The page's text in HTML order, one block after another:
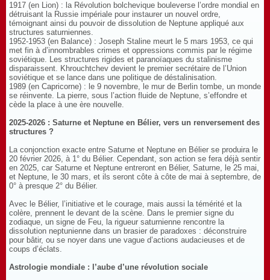
1917 (en Lion) : la Révolution bolchevique bouleverse l’ordre mondial en
détruisant la Russie impériale pour instaurer un nouvel ordre,
témoignant ainsi du pouvoir de dissolution de Neptune appliqué aux
structures saturniennes.
1952-1953 (en Balance) : Joseph Staline meurt le 5 mars 1953, ce qui
met fin à d’innombrables crimes et oppressions commis par le régime
soviétique. Les structures rigides et paranoïaques du stalinisme
disparaissent. Khrouchtchev devient le premier secrétaire de l’Union
soviétique et se lance dans une politique de déstalinisation.
1989 (en Capricorne) : le 9 novembre, le mur de Berlin tombe, un monde
se réinvente. La pierre, sous l’action fluide de Neptune, s’effondre et
cède la place à une ère nouvelle.
2025-2026 : Saturne et Neptune en Bélier, vers un renversement des
structures ?
La conjonction exacte entre Saturne et Neptune en Bélier se produira le
20 février 2026, à 1° du Bélier. Cependant, son action se fera déjà sentir
en 2025, car Saturne et Neptune entreront en Bélier, Saturne, le 25 mai,
et Neptune, le 30 mars, et ils seront côte à côte de mai à septembre, de
0° à presque 2° du Bélier.
Avec le Bélier, l’initiative et le courage, mais aussi la témérité et la
colère, prennent le devant de la scène. Dans le premier signe du
zodiaque, un signe de Feu, la rigueur saturnienne rencontre la
dissolution neptunienne dans un brasier de paradoxes : déconstruire
pour bâtir, ou se noyer dans une vague d’actions audacieuses et de
coups d’éclats.
Astrologie mondiale : l’aube d’une révolution sociale